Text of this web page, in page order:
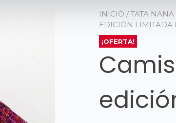
INICIO /TATA NANA
EDICIÓN LIMITADA
¡OFERTA!